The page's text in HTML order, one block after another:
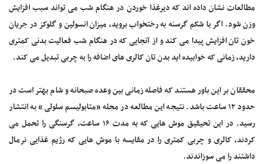
مطالعات نشان داده اند که دیرغذا خوردن در هنگام شب می تواند سبب افزایش
وزن شود. اگر با شکم گرسنه به رختخواب بروید، میزان انسولین و گلوکز در جریان
خون تان افزایش پیدا می کند و از آنجایی که در هنگام شب فعالیت بدنی کمتری
دارید، زمانی که خوابیده اید بدن تان کالری های اضافه را به چربی تبدیل می کند.
محققان بر این باور هستند که فاصله زمانی بین وعده صبحانه و شام بهتر است در
حدود ۱۲ ساعت باشد. نتیجه این مطالعه در مجله «متابولیسم سلولی» به انتشار
رسید. در این تحیقیق موش هایی که به مدت ۱۶ ساعت، گرسنگی را تحمل می
کردند، کالری و چربی کمتری را در مقایسه با موش هایی که رژیم غذایی نرمال
داشتند را می سوزاندند.